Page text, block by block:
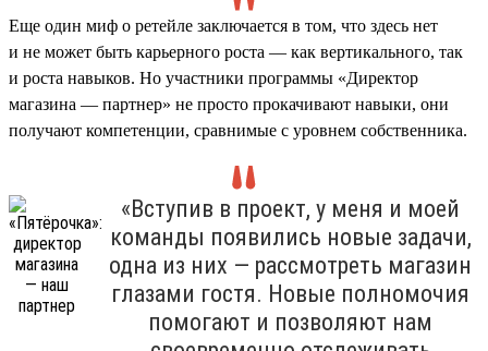
Еще один миф о ретейле заключается в том, что здесь нет
и не может быть карьерного роста — как вертикального, так
и роста навыков. Но участники программы «Директор
магазина — партнер» не просто прокачивают навыки, они
получают компетенции, сравнимые с уровнем собственника.
«Вступив в проект, у меня и моей
команды появились новые задачи,
одна из них — рассмотреть магазин
глазами гостя. Новые полномочия
помогают и позволяют нам